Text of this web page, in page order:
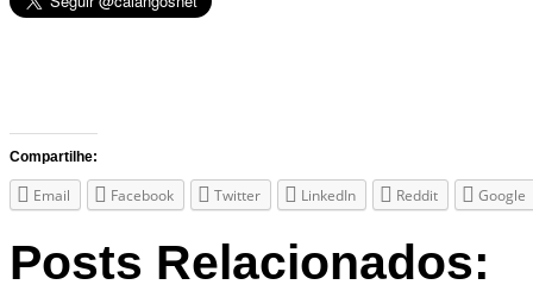
Compartilhe:
Email Facebook Twitter LinkedIn Reddit Google
Posts Relacionados: